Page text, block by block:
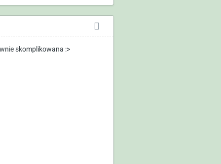
skomplikowana :>